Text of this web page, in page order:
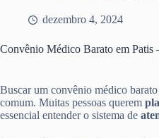
dezembro 4, 2024
Convênio Médico Barato em Patis
Buscar um convênio médico
comum. Muitas pessoas querem
essencial entender o sistema de